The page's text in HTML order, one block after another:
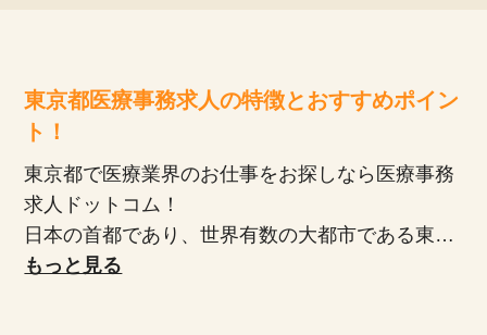
東京都医療事務求人の特徴とおすすめポイン
ト！
東京都で医療業界のお仕事をお探しなら医療事務
求人ドットコム！
日本の首都であり、世界有数の大都市である東京
都。交通網が発達しており、どこへ行くにも便利
もっと見る